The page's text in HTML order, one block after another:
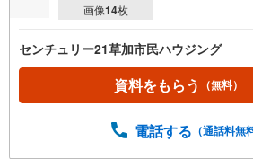
画像14枚
センチュリー21草加市民ハウジング
資料をもらう （無料）
電話する （通話料無